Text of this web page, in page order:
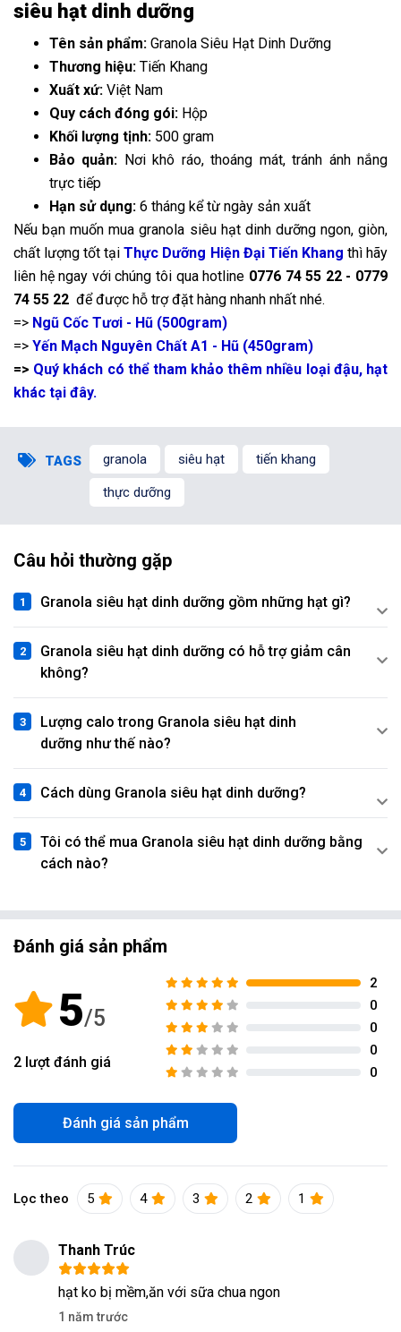
siêu hạt dinh dưỡng
Tên sản phẩm: Granola Siêu Hạt Dinh Dưỡng
Thương hiệu: Tiến Khang
Xuất xứ: Việt Nam
Quy cách đóng gói: Hộp
Khối lượng tịnh: 500 gram
Bảo quản: Nơi khô ráo, thoáng mát, tránh ánh nắng
trực tiếp
Hạn sử dụng: 6 tháng kể từ ngày sản xuất
Nếu bạn muốn mua granola siêu hạt dinh dưỡng ngon, giòn,
chất lượng tốt tạiThực Dưỡng Hiện Đại Tiến Khang thì hãy
liên hệ ngay với chúng tôi qua hotline 0776 74 55 22 - 0779
74 55 22 để được hỗ trợ đặt hàng nhanh nhất nhé.
=> Ngũ Cốc Tươi - Hũ (500gram)
=> Yến Mạch Nguyên Chất A1 - Hũ (450gram)
=> Quý khách có thể tham khảo thêm nhiều loại đậu, hạt
khác tại đây.
TAGS granola siêu hạt tiến khang
thực dưỡng
Câu hỏi thường gặp
Granola siêu hạt dinh dưỡng gồm những hạt gì?
Granola siêu hạt dinh dưỡng có hỗ trợ giảm cân
không?
Lượng calo trong Granola siêu hạt dinh
dưỡng như thế nào?
Cách dùng Granola siêu hạt dinh dưỡng?
Tôi có thể mua Granola siêu hạt dinh dưỡng bằng
cách nào?
Đánh giá sản phẩm
5
2 lượt đánh giá
2
0
0
0
0
Đánh giá sản phẩm
Lọc theo 5 4 3 2 1
Thanh Trúc
hạt ko bị mềm,ăn với sữa chua ngon
1 năm trước